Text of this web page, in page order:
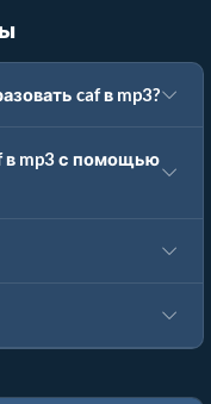
caf в mp3?
в mp3 с помощью